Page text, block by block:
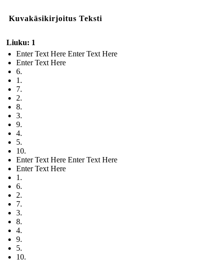
Kuvakäsikirjoitus Teksti
Liuku: 1
Enter Text Here Enter Text Here
Enter Text Here
6.
1.
7.
2.
8.
3.
9.
4.
5.
10.
Enter Text Here Enter Text Here
Enter Text Here
1.
6.
2.
7.
3.
8.
4.
9.
5.
10.